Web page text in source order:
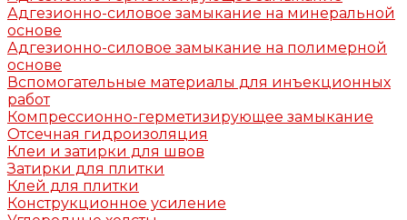
Адгезионно-силовое замыкание на минеральной
основе
Адгезионно-силовое замыкание на полимерной
основе
Вспомогательные материалы для инъекционных
работ
Компрессионно-герметизирующее замыкание
Отсечная гидроизоляция
Клеи и затирки для швов
Затирки для плитки
Клей для плитки
Конструкционное усиление